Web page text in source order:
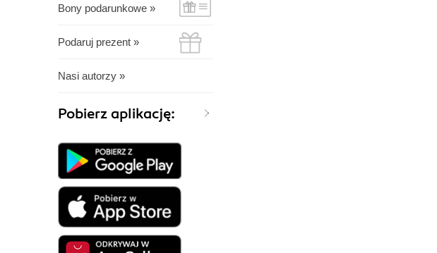
Bony podarunkowe »
Podaruj prezent »
Nasi autorzy »
Pobierz aplikację: